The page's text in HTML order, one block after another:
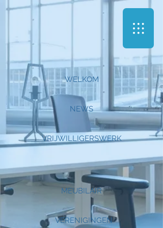
WELKOM
NEWS
VRIJWILLIGERSWERK
MEUBILAIR
VERENIGINGEN